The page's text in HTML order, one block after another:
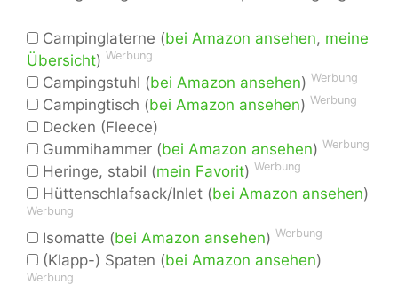
Campinglaterne (bei Amazon ansehen, meine
Übersicht) Werbung
Campingstuhl (bei Amazon ansehen) Werbung
Campingtisch (bei Amazon ansehen) Werbung
Decken (Fleece)
Gummihammer (bei Amazon ansehen) Werbung
Heringe, stabil (mein Favorit) Werbung
Hüttenschlafsack/Inlet (bei Amazon ansehen)
Werbung
Isomatte (bei Amazon ansehen) Werbung
(Klapp-) Spaten (bei Amazon ansehen)
Werbung